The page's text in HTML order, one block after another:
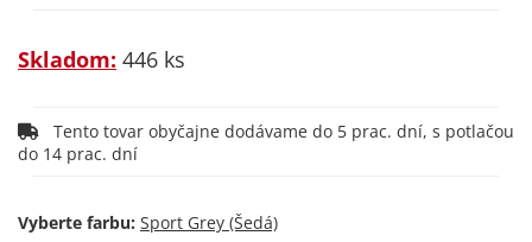
Skladom: 446 ks
do 14 prac. dní
Vyberte farbu: